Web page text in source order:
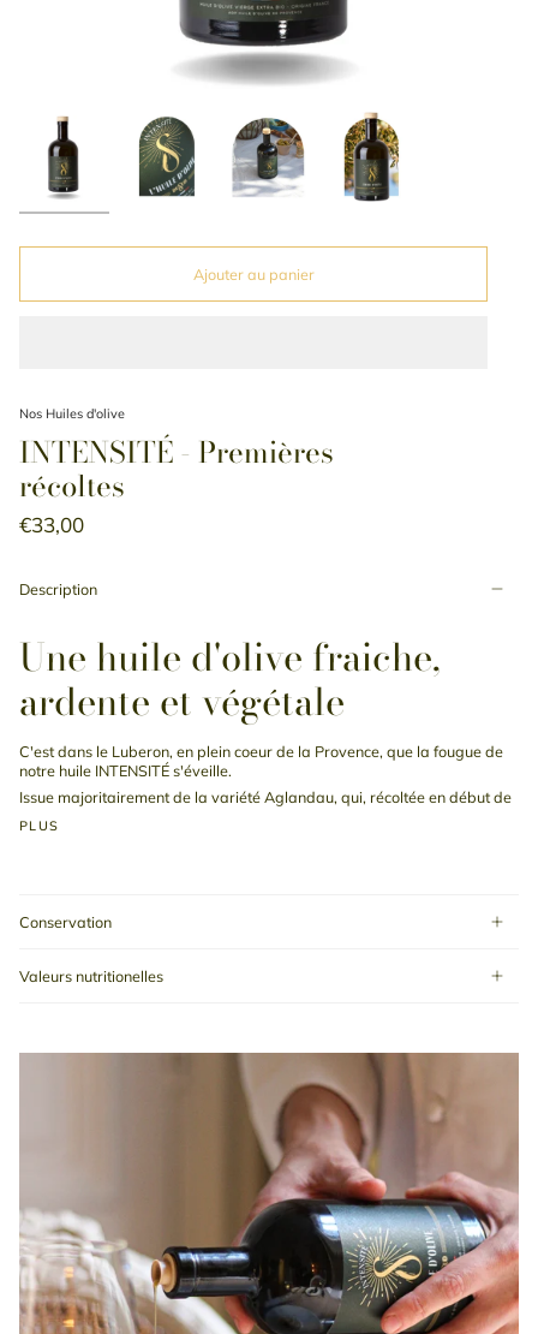
Ajouter au panier
Nos Huiles d'olive
INTENSITÉ - Premières
récoltes
€33,00
Description
Une huile d'olive fraiche,
ardente et végétale
C'est dans le Luberon, en plein coeur de la Provence, que la fougue de
notre huile INTENSITÉ s'éveille.
Issue majoritairement de la variété Aglandau, qui, récoltée en début de
PLUS
Conservation
Valeurs nutritionelles